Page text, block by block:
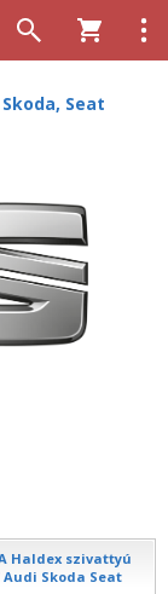
Seat
Haldex szivattyú
Audi Skoda Seat